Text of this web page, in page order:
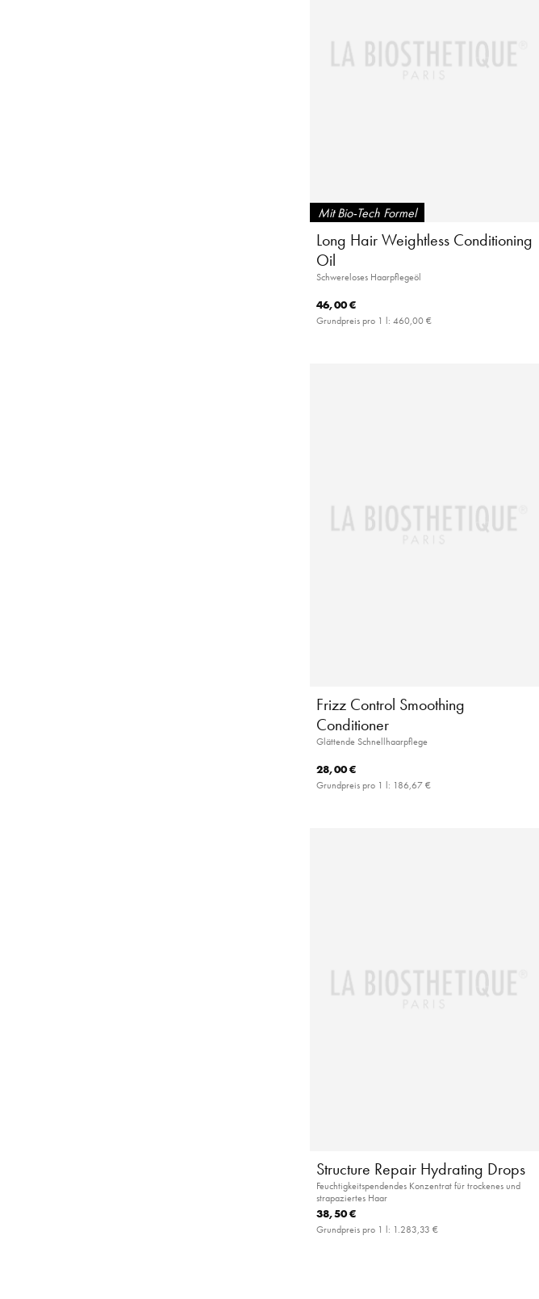
Mit Bio-Tech Formel
Long Hair Weightless Conditioning
Oil
Schwereloses Haarpflegeöl
46,00 €
Grundpreis pro 1 l: 460,00 €
Frizz Control Smoothing
Conditioner
Glättende Schnellhaarpflege
28,00 €
Grundpreis pro 1 l: 186,67 €
Structure Repair Hydrating Drops
Feuchtigkeitspendendes Konzentrat für trockenes und
strapaziertes Haar
38,50 €
Grundpreis pro 1 l: 1.283,33 €